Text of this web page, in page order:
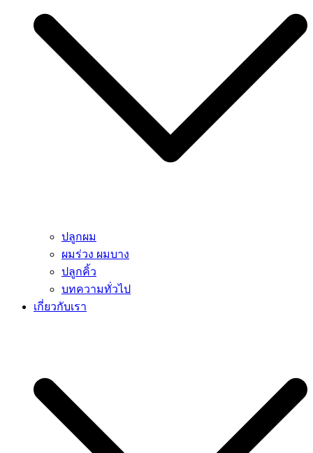
ปลูกผม
ผมร่วง ผมบาง
ปลูกคิ้ว
บทความทั่วไป
เกี่ยวกับเรา